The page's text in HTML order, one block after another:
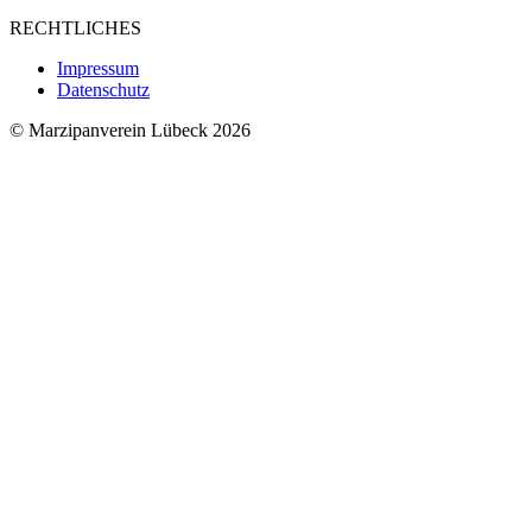
RECHTLICHES
Impressum
Datenschutz
© Marzipanverein Lübeck 2026